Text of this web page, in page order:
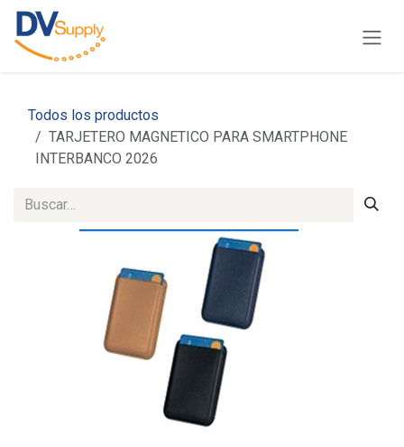
Ir al contenido
Todos los productos
TARJETERO MAGNETICO PARA SMARTPHONE
INTERBANCO 2026